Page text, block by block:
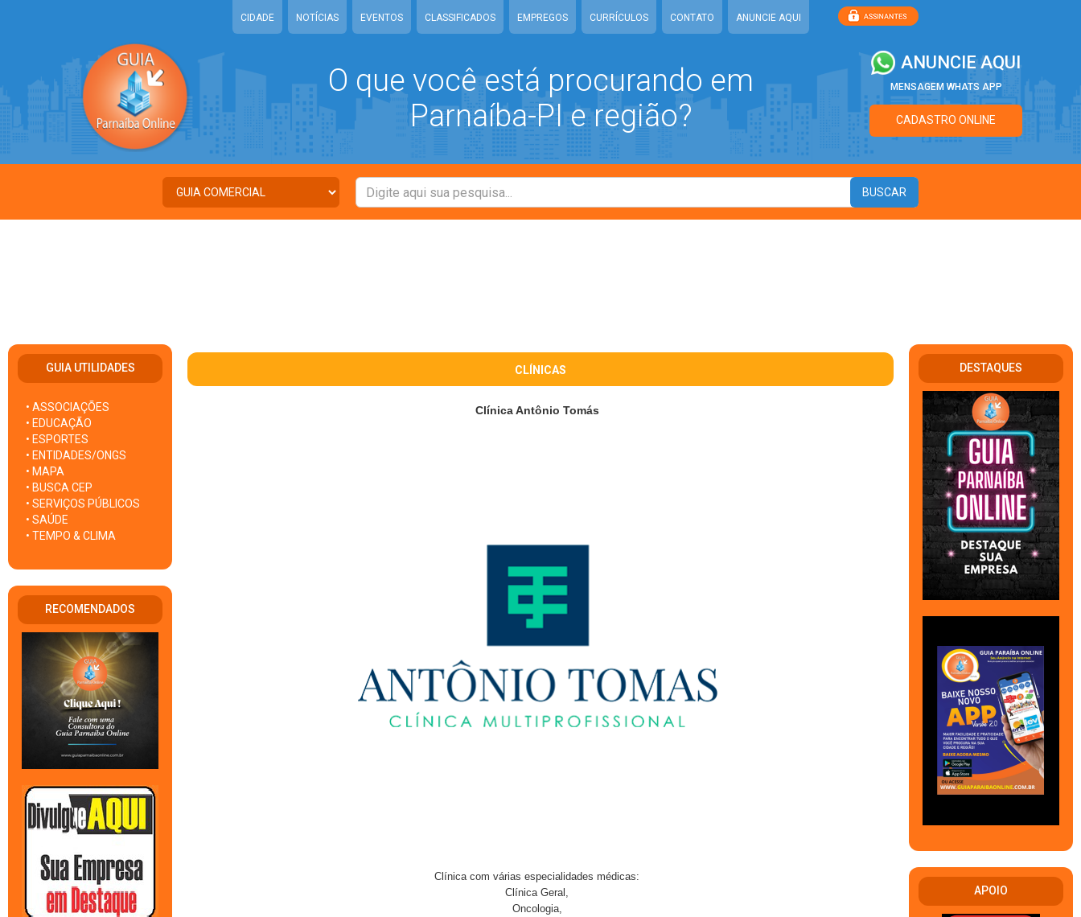
CIDADE NOTÍCIAS EVENTOS CLASSIFICADOS EMPREGOS CURRÍCULOS CONTATO ANUNCIE AQUI
O que você está procurando em
Parnaíba-PI e região?
ANUNCIE AQUI
MENSAGEM WHATS APP
CADASTRO ONLINE
GUIA UTILIDADES
• ASSOCIAÇÕES
• EDUCAÇÃO
• ESPORTES
• ENTIDADES/ONGS
• MAPA
• BUSCA CEP
• SERVIÇOS PÚBLICOS
• SAÚDE
• TEMPO & CLIMA
RECOMENDADOS
CLÍNICAS
Clínica Antônio Tomás
Clínica com várias especialidades médicas:
Clínica Geral,
Oncologia,
DESTAQUES
APOIO